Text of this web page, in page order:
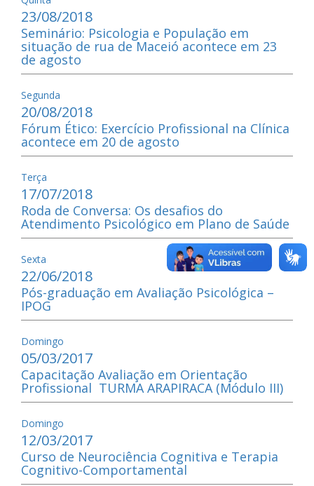
23/08/2018
Seminário: Psicologia e População em
situação de rua de Maceió acontece em 23
de agosto
Segunda
20/08/2018
Fórum Ético: Exercício Profissional na Clínica
acontece em 20 de agosto
Terça
17/07/2018
Roda de Conversa: Os desafios do
Atendimento Psicológico em Plano de Saúde
Sexta
22/06/2018
Pós-graduação em Avaliação Psicológica –
IPOG
Domingo
05/03/2017
Capacitação Avaliação em Orientação
Profissional TURMA ARAPIRACA (Módulo III)
Domingo
12/03/2017
Curso de Neurociência Cognitiva e Terapia
Cognitivo-Comportamental